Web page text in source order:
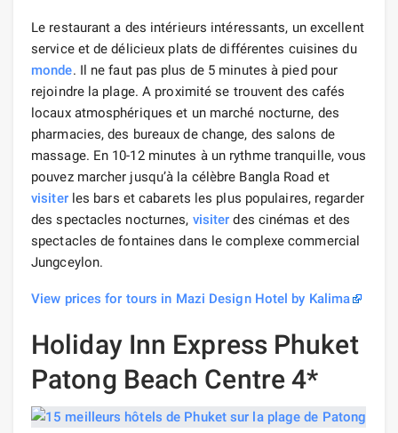
Le restaurant a des intérieurs intéressants, un excellent
service et de délicieux plats de différentes cuisines du
monde. Il ne faut pas plus de 5 minutes à pied pour
rejoindre la plage. A proximité se trouvent des cafés
locaux atmosphériques et un marché nocturne, des
pharmacies, des bureaux de change, des salons de
massage. En 10-12 minutes à un rythme tranquille, vous
pouvez marcher jusqu’à la célèbre Bangla Road et
visiterles bars et cabarets les plus populaires, regarder
des spectacles nocturnes, visiter des cinémas et des
spectacles de fontaines dans le complexe commercial
Jungceylon.
View prices for tours in Mazi Design Hotel by Kalima
Holiday Inn Express Phuket
Patong Beach Centre 4*